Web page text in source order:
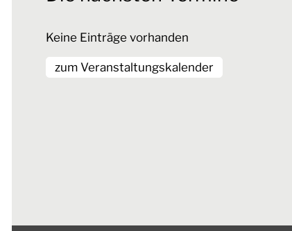
Keine Einträge vorhanden
zum Veranstaltungskalender